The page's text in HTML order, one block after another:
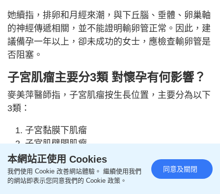
她續指，排卵和月經來潮，與下丘腦、垂體、卵巢軸
的神經傳遞相關，並不能證明輸卵管正常。因此，建
議備孕一年以上，卻未成功的女士，應檢查輸卵管是
否阻塞。
子宮肌瘤主要分3類 對懷孕有何影響？
麥美萍醫師指，子宮肌瘤按生長位置，主要分為以下
3類：
子宮黏膜下肌瘤
子宮肌壁間肌瘤
子宮漿膜下肌瘤
她表示，子宮黏膜下肌瘤可影響胚胎著床，一般建議
本網站正使用 Cookies
我們使用 Cookie 改善網站體驗。 繼續使用我們
的網站即表示您同意我們的 Cookie 政策。
同意及關閉